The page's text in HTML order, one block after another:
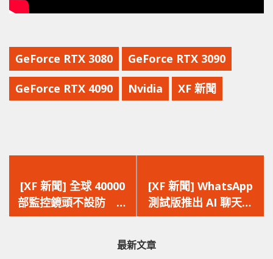
GeForce RTX 3080 GeForce RTX 3090
GeForce RTX 4090 Nvidia XF 新聞
一
篇
文
[XF 新聞] 全球 40000
部監控鏡頭不設防 住
宅、辦公室、工廠甚至
一
篇
文
[XF 新聞] WhatsApp
測試版推出 AI 聊天機
器人 設計和定制專屬
最新文章